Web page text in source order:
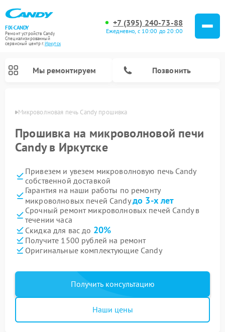
FIX-CANDY
Ремонт устройств Candy
Специализированный
cервисный центр г.Иркутск
+7 (395) 240-73-88
Ежедневно, с 10:00 до 20:00
Мы ремонтируем Позвонить
Микроволновая печь Candy прошивка
Прошивка на микроволновой печи
Candy в Иркутске
Привезем и увезем микроволновую печь Candy
собственной доставкой
Гарантия на наши работы по ремонту
микроволновых печей Candyдо 3-х лет
Срочный ремонт микроволновых печей Candy в
течении часа
Скидка для вас до 20%
Получите 1500 рублей на ремонт
Оригинальные комплектующие Candy
Получить консультацию
Наши цены